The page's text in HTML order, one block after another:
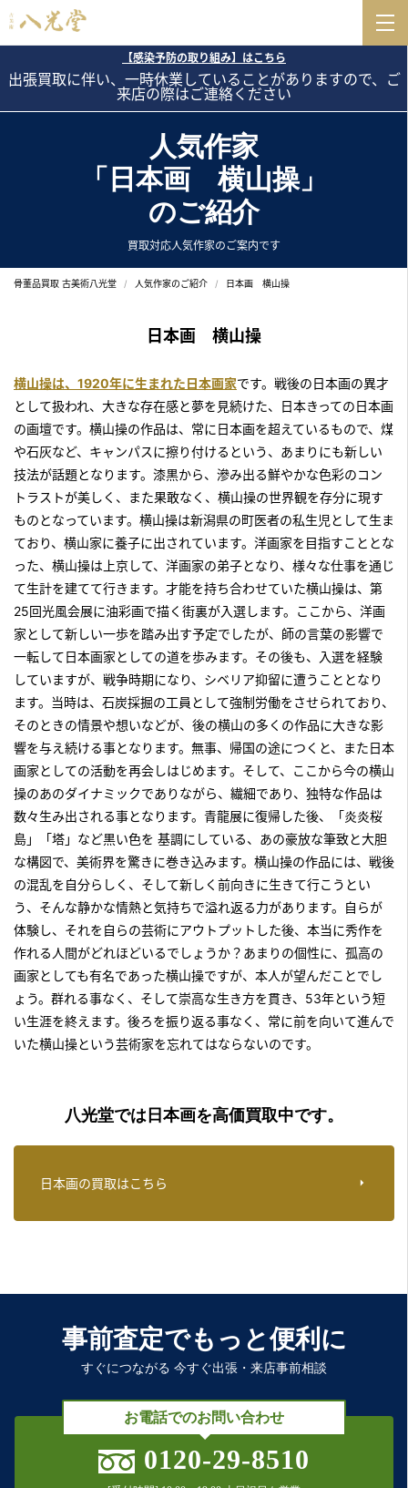
【感染予防の取り組み】はこちら
出張買取に伴い、一時休業していることがありますので、ご
来店の際はご連絡ください
人気作家
「日本画 横山操」
のご紹介
買取対応人気作家のご案内です
骨董品買取 古美術八光堂 人気作家のご紹介 日本画 横山操
日本画 横山操
横山操は、1920年に生まれた日本画家です。戦後の日本画の異才
として扱われ、大きな存在感と夢を見続けた、日本きっての日本画
の画壇です。横山操の作品は、常に日本画を超えているもので、煤
や石灰など、キャンパスに擦り付けるという、あまりにも新しい
技法が話題となります。漆黒から、滲み出る鮮やかな色彩のコン
トラストが美しく、また果敢なく、横山操の世界観を存分に現す
ものとなっています。横山操は新潟県の町医者の私生児として生ま
ており、横山家に養子に出されています。洋画家を目指すこととな
った、横山操は上京して、洋画家の弟子となり、様々な仕事を通じ
て生計を建てて行きます。才能を持ち合わせていた横山操は、第
25回光風会展に油彩画で描く街裏が入選します。ここから、洋画
家として新しい一歩を踏み出す予定でしたが、師の言葉の影響で
一転して日本画家としての道を歩みます。その後も、入選を経験
していますが、戦争時期になり、シベリア抑留に遭うこととなり
ます。当時は、石炭採掘の工員として強制労働をさせられており、
そのときの情景や想いなどが、後の横山の多くの作品に大きな影
響を与え続ける事となります。無事、帰国の途につくと、また日本
画家としての活動を再会しはじめます。そして、ここから今の横山
操のあのダイナミックでありながら、繊細であり、独特な作品は
数々生み出される事となります。青龍展に復帰した後、「炎炎桜
島」「塔」など黒い色を 基調にしている、あの豪放な筆致と大胆
な構図で、美術界を驚きに巻き込みます。横山操の作品には、戦後
の混乱を自分らしく、そして新しく前向きに生きて行こうとい
う、そんな静かな情熱と気持ちで溢れ返る力があります。自らが
体験し、それを自らの芸術にアウトプットした後、本当に秀作を
作れる人間がどれほどいるでしょうか？あまりの個性に、孤高の
画家としても有名であった横山操ですが、本人が望んだことでし
ょう。群れる事なく、そして崇高な生き方を貫き、53年という短
い生涯を終えます。後ろを振り返る事なく、常に前を向いて進んで
いた横山操という芸術家を忘れてはならないのです。
八光堂では日本画を高価買取中です。
日本画の買取はこちら
事前査定でもっと便利に
すぐにつながる 今すぐ出張・来店事前相談
お電話でのお問い合わせ
0120-29-8510